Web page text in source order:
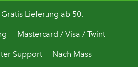
Gratis Lieferung ab 50.–
Mastercard / Visa / Twint
Support Nach Mass